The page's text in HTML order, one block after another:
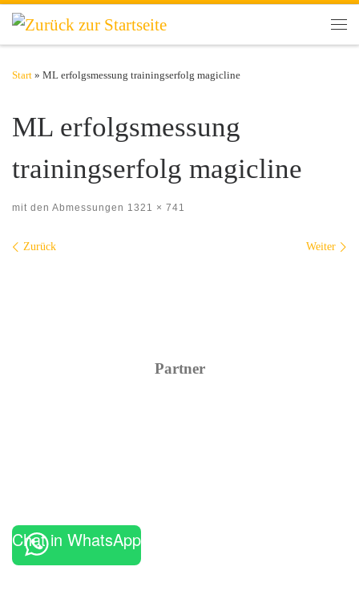
Zum Inhalt springen
Start » ML erfolgsmessung trainingserfolg magicline
ML erfolgsmessung
trainingserfolg magicline
mit den Abmessungen 1321 × 741
Bilder Navigation
Zurück Weiter
Partner
Chat in WhatsApp